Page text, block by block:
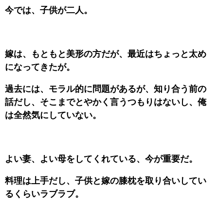
今では、子供が二人。
嫁は、もともと美形の方だが、最近はちょっと太め
になってきたが。
過去には、モラル的に問題があるが、知り合う前の
話だし、そこまでとやかく言うつもりはないし、俺
は全然気にしていない。
よい妻、よい母をしてくれている、今が重要だ。
料理は上手だし、子供と嫁の膝枕を取り合いしてい
るくらいラブラブ。